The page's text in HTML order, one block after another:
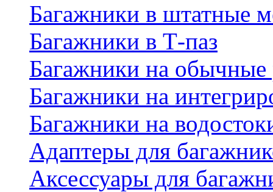
Багажники в штатные
Багажники в Т-паз
Багажники на обычные
Багажники на
Багажники на
Адаптеры для
Аксессуары для